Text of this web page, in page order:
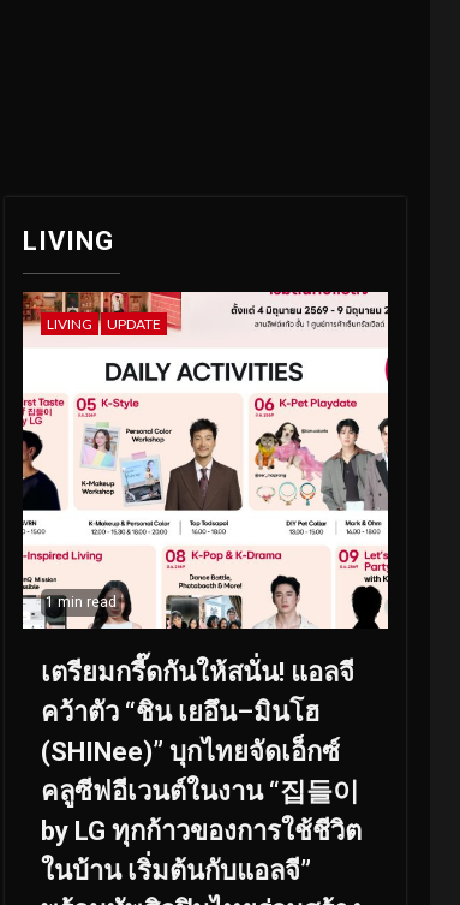
LIVING
LIVING UPDATE
1 min read
เตรียมกรี๊ดกันให้สนั่น! แอลจี
คว้าตัว “ชิน เยอึน–มินโฮ
(SHINee)” บุกไทยจัดเอ็กซ์
คลูซีฟอีเวนต์ในงาน “집들이
by LG ทุกก้าวของการใช้ชีวิต
ในบ้าน เริ่มต้นกับแอลจี”